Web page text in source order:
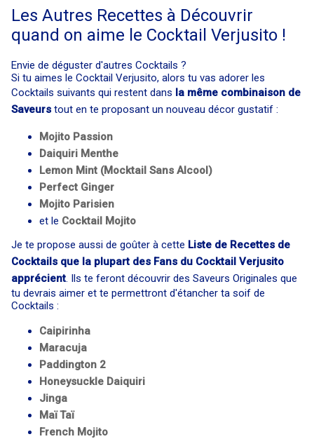
Les Autres Recettes à Découvrir
quand on aime le Cocktail Verjusito !
Envie de déguster d'autres Cocktails ?
Si tu aimes le Cocktail Verjusito, alors tu vas adorer les
Cocktails suivants qui restent dans la même combinaison de
Saveurs tout en te proposant un nouveau décor gustatif :
Mojito Passion
Daiquiri Menthe
Lemon Mint (Mocktail Sans Alcool)
Perfect Ginger
Mojito Parisien
et le Cocktail Mojito
Je te propose aussi de goûter à cette Liste de Recettes de
Cocktails que la plupart des Fans du Cocktail Verjusito
apprécient. Ils te feront découvrir des Saveurs Originales que
tu devrais aimer et te permettront d'étancher ta soif de
Cocktails :
Caipirinha
Maracuja
Paddington 2
Honeysuckle Daiquiri
Jinga
Maï Taï
French Mojito